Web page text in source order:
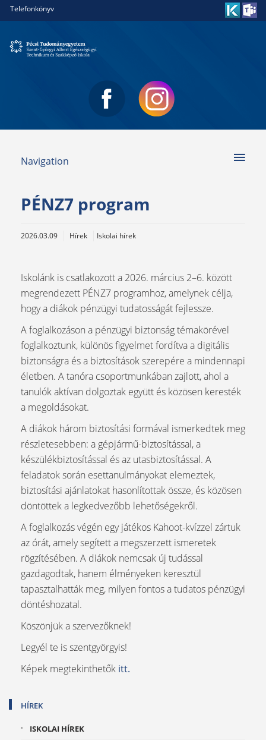
Telefonkönyv
Navigation
PÉNZ7 program
2026.03.09 Hírek Iskolai hírek
Iskolánk is csatlakozott a 2026. március 2–6. között
megrendezett PÉNZ7 programhoz, amelynek célja,
hogy a diákok pénzügyi tudatosságát fejlessze.
A foglalkozáson a pénzügyi biztonság témakörével
foglalkoztunk, különös figyelmet fordítva a digitális
biztonságra és a biztosítások szerepére a mindennapi
életben. A tanóra csoportmunkában zajlott, ahol a
tanulók aktívan dolgoztak együtt és közösen keresték
a megoldásokat.
A diákok három biztosítási formával ismerkedtek meg
részletesebben: a gépjármű-biztosítással, a
készülékbiztosítással és az utasbiztosítással. A
feladatok során esettanulmányokat elemeztek,
biztosítási ajánlatokat hasonlítottak össze, és közösen
döntöttek a legkedvezőbb lehetőségekről.
A foglalkozás végén egy játékos Kahoot-kvízzel zártuk
az órát, amely segített a megszerzett ismeretek
rögzítésében. A diákok nemcsak új tudással
gazdagodtak, hanem élményeken keresztül
tapasztalhatták meg, milyen fontos a tudatos pénzügyi
döntéshozatal.
Köszönjük a szervezőknek!
Legyél te is szentgyörgyis!
Képek megtekinthetők itt.
HÍREK
ISKOLAI HÍREK